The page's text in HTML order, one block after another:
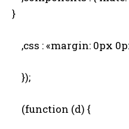
}
,css : «margin: 0px
});
(function (d) {